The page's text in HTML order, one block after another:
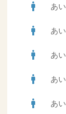
man あ
man あ
man あ
man あ
man あ